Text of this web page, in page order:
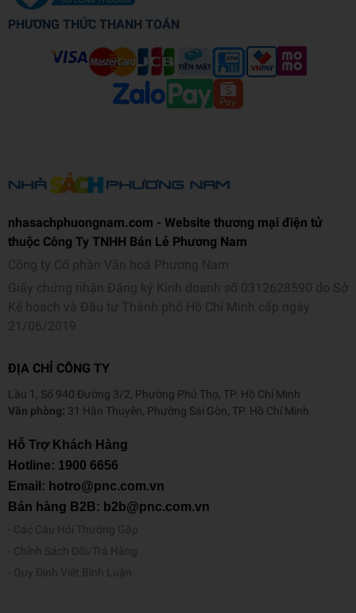
PHƯƠNG THỨC THANH TOÁN
nhasachphuongnam.com - Website thương mại điện tử
thuộc Công Ty TNHH Bán Lẻ Phương Nam
Công ty Cổ phần Văn hoá Phương Nam
Giấy chứng nhận Đăng ký Kinh doanh số 0312628590 do Sở
Kế hoạch và Đầu tư Thành phố Hồ Chí Minh cấp ngày
21/06/2019
ĐỊA CHỈ CÔNG TY
Lầu 1, Số 940 Đường 3/2, Phường Phú Thọ, TP. Hồ Chí Minh
Văn phòng: 31 Hàn Thuyên, Phường Sài Gòn, TP. Hồ Chí Minh
Hỗ Trợ Khách Hàng
Hotline: 1900 6656
Email: hotro@pnc.com.vn
Bán hàng B2B: b2b@pnc.com.vn
Các Câu Hỏi Thường Gặp
Chính Sách Đổi/Trả Hàng
Quy Định Viết Bình Luận